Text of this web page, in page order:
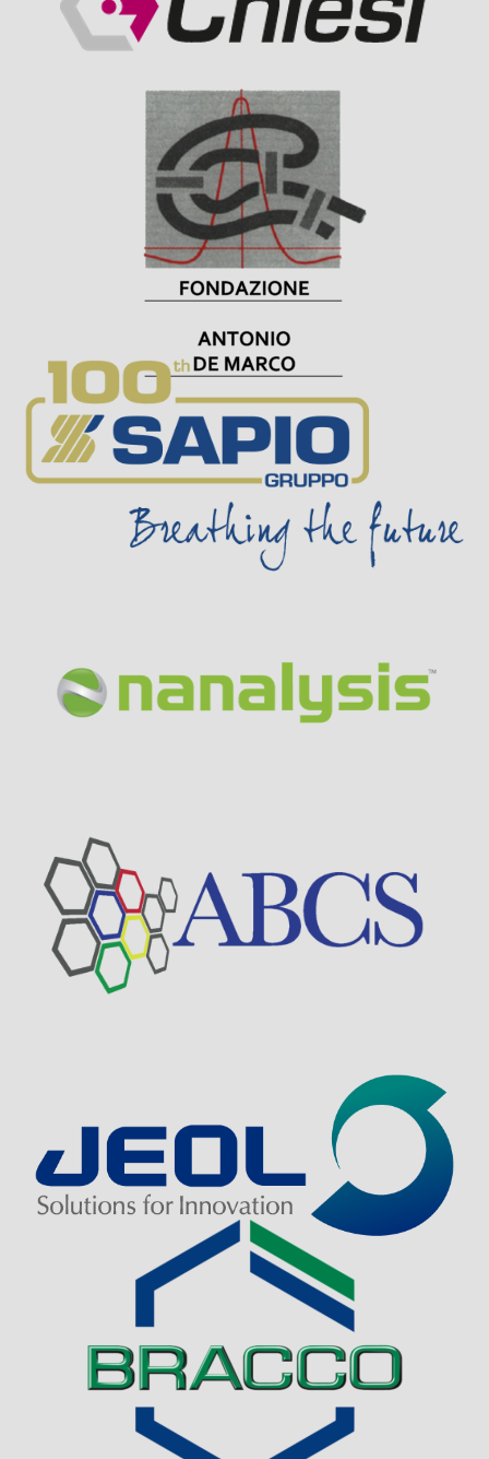
Visit Sponsor Page
Visit Sponsor Page
Visit Sponsor Page
Visit Sponsor Page
Visit Sponsor Page
Visit Sponsor Page
Visit Sponsor Page